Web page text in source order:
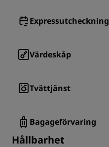
Expressutcheckning
Värdeskåp
Tvättjänst
Bagageförvaring
Hållbarhet